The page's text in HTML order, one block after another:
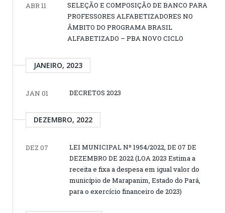
ABR 11
SELEÇÃO E COMPOSIÇÃO DE BANCO PARA
PROFESSORES ALFABETIZADORES NO
ÂMBITO DO PROGRAMA BRASIL
ALFABETIZADO – PBA NOVO CICLO
JANEIRO, 2023
JAN 01 DECRETOS 2023
DEZEMBRO, 2022
DEZ 07
LEI MUNICIPAL Nº 1954/2022, DE 07 DE
DEZEMBRO DE 2022 (LOA 2023 Estima a
receita e fixa a despesa em igual valor do
município de Marapanim, Estado do Pará,
para o exercício financeiro de 2023)